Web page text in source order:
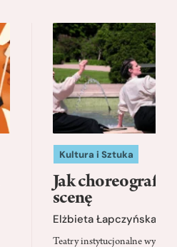
Kultura i Sztuka
Jak
scenę
Elżbieta Łapczyńska
Teatry instytucjonalne